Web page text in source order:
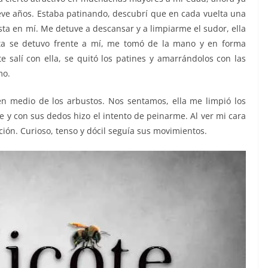
años. Estaba patinando, descubrí que en cada vuelta una
en mí. Me detuve a descansar y a limpiarme el sudor, ella
se detuvo frente a mí, me tomó de la mano y en forma
salí con ella, se quitó los patines y amarrándolos con las
medio de los arbustos. Nos sentamos, ella me limpió los
con sus dedos hizo el intento de peinarme. Al ver mi cara
Curioso, tenso y dócil seguía sus movimientos.